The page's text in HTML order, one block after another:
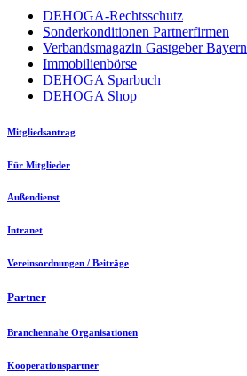
DEHOGA-Rechtsschutz
Sonderkonditionen Partnerfirmen
Verbandsmagazin Gastgeber Bayern
Immobilienbörse
DEHOGA Sparbuch
DEHOGA Shop
Mitgliedsantrag
Für Mitglieder
Außendienst
Intranet
Vereinsordnungen / Beiträge
Partner
Branchennahe Organisationen
Kooperationspartner